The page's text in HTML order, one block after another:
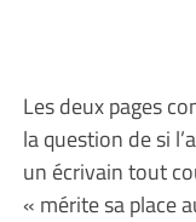
Les deux pages
la question de si
un écrivain tout
« mérite sa place